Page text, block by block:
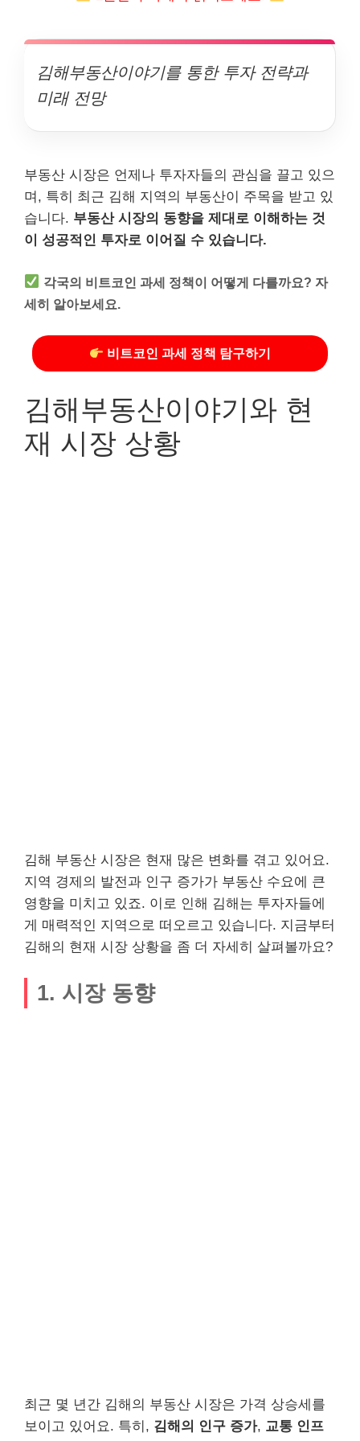
김해부동산이야기를 통한 투자 전략과
미래 전망
부동산 시장은 언제나 투자자들의 관심을 끌고 있으
며, 특히 최근 김해 지역의 부동산이 주목을 받고 있
습니다. 부동산 시장의 동향을 제대로 이해하는 것
이 성공적인 투자로 이어질 수 있습니다.
각국의 비트코인 과세 정책이 어떻게 다를까요? 자
세히 알아보세요.
비트코인 과세 정책 탐구하기
김해부동산이야기와 현
재 시장 상황
김해 부동산 시장은 현재 많은 변화를 겪고 있어요.
지역 경제의 발전과 인구 증가가 부동산 수요에 큰
영향을 미치고 있죠. 이로 인해 김해는 투자자들에
게 매력적인 지역으로 떠오르고 있습니다. 지금부터
김해의 현재 시장 상황을 좀 더 자세히 살펴볼까요?
1. 시장 동향
최근 몇 년간 김해의 부동산 시장은 가격 상승세를
보이고 있어요. 특히, 김해의 인구 증가, 교통 인프